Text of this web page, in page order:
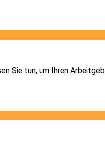
Sie tun, um Ihren